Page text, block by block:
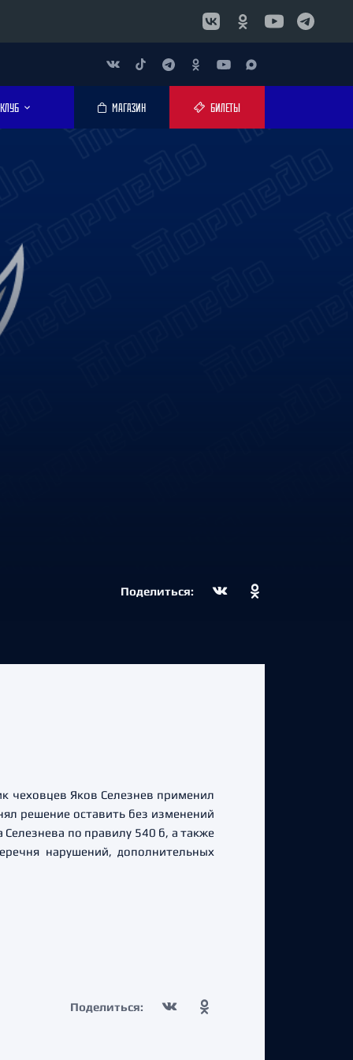
КЛУБ МАГАЗИН БИЛЕТЫ
Поделиться:
чеховцев Яков Селезнев применил
решение оставить без изменений
по правилу 540 б, а также
нарушений, дополнительных
Поделиться: